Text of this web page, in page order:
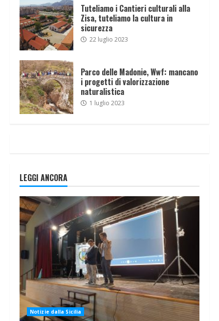
Tuteliamo i Cantieri culturali alla
Zisa, tuteliamo la cultura in
sicurezza
22 luglio 2023
Parco delle Madonie, Wwf: mancano
i progetti di valorizzazione
naturalistica
1 luglio 2023
LEGGI ANCORA
Notizie dalla Sicilia